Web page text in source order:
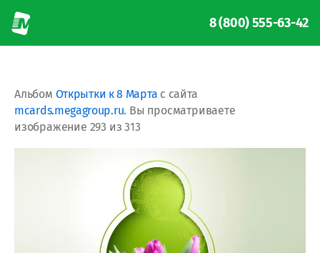
8 (800) 555-63-42
Альбом Открытки к 8 Марта с сайта
mcards.megagroup.ru. Вы просматриваете
изображение 293 из 313